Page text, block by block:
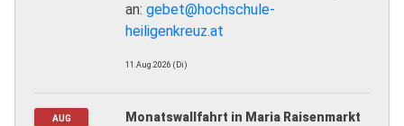
an: gebet@hochschule-
heiligenkreuz.at
11.Aug.2026 (Di)
AUG
Monatswallfahrt in Maria Raisenmarkt